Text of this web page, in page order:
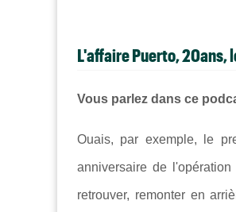
L'affaire Puerto, 20ans,
Vous parlez dans ce
Ouais, par exemple, le
anniversaire de
retrouver, remonter en